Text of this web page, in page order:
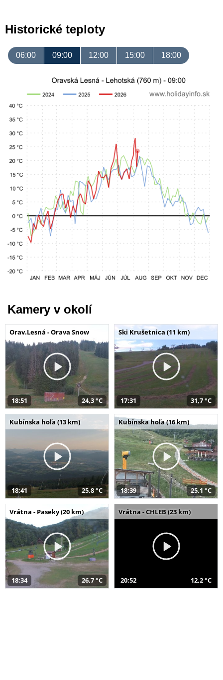
Historické teploty
06:00 09:00 12:00 15:00 18:00
Kamery v okolí
Orav.Lesná - Orava Snow
18:51 24,3 °C
Ski Krušetnica (11 km)
17:31 31,7 °C
Kubínska hoľa (13 km)
18:41 25,8 °C
Kubínska hoľa (16 km)
18:39 25,1 °C
Vrátna - Paseky (20 km)
18:34 26,7 °C
Vrátna - CHLEB (23 km)
20:52 12,2 °C